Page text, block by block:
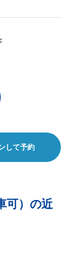
して予約
可）の近